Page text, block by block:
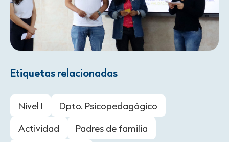
Etiquetas relacionadas
Nivel I
Dpto. Psicopedagógico
Actividad
Padres de familia